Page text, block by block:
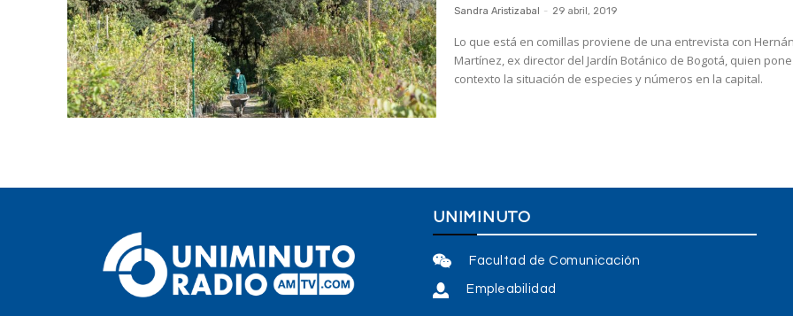
Sandra Aristizabal - 29 abril, 2019
Lo que está en comillas proviene de una entrevista con Hernán
Martínez, ex director del Jardín Botánico de Bogotá, quien
contexto la situación de especies y números en la capital.
UNIMINUTO
Facultad de Comunicación
Empleabilidad